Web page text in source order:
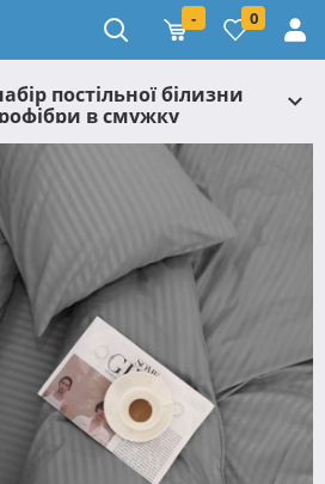
- 0
постільної білизни
в смужку